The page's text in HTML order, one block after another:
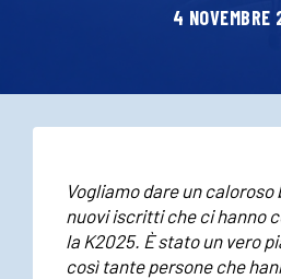
4
Vogliamo dare un
nuovi iscritti che ci hanno
la K2025. È stato un vero
così tante persone che